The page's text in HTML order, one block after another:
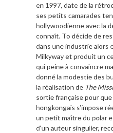
en 1997, date de la
ses petits camarades
hollywoodienne avec la
connaît. To décide de
dans une industrie alors
Milkyway et produit un
qui peine à convaincre
donné la modestie des
la réalisation de The
sortie française pour
hongkongais s’impose
un petit maître du polar
d’un auteur singulier,